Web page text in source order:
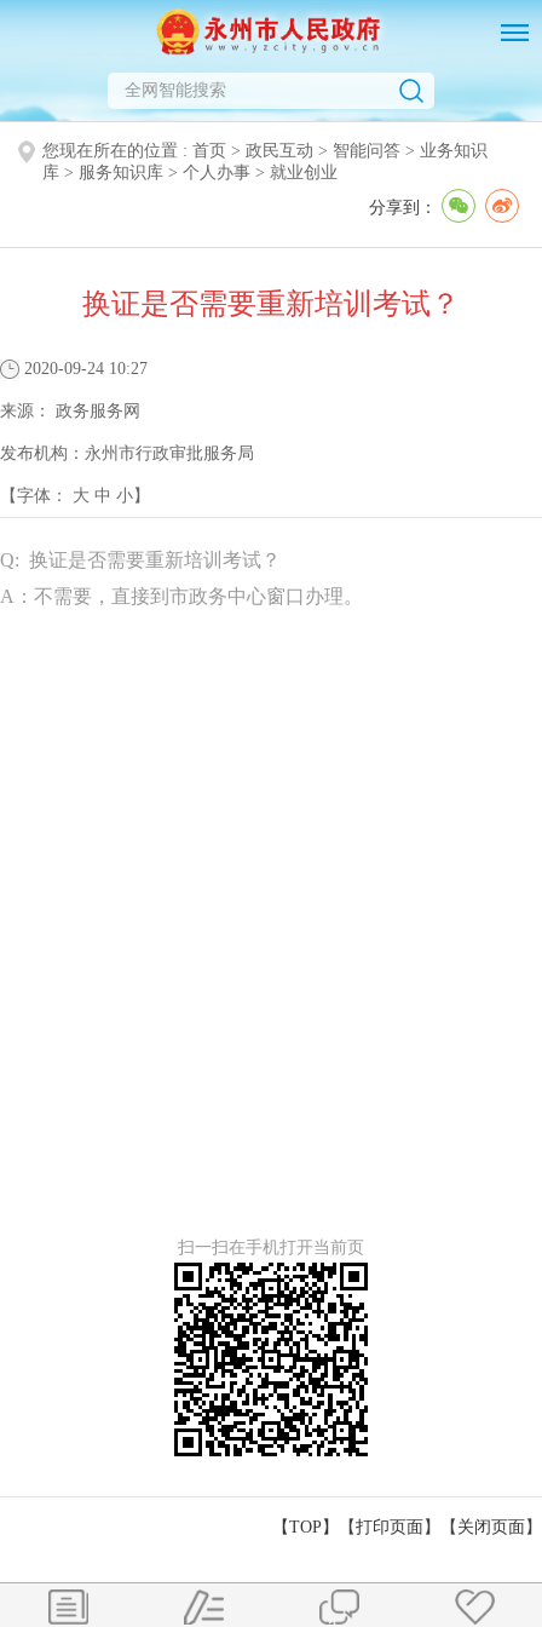
您现在所在的位置 : 首页 > 政民互动 > 智能问答 > 业务知识
库 > 服务知识库 > 个人办事 > 就业创业
分享到：
换证是否需要重新培训考试？
2020-09-24 10:27
来源： 政务服务网
发布机构： 永州市行政审批服务局
【字体： 大 中 小】
Q: 换证是否需要重新培训考试？
A： 不需要，直接到市政务中心窗口办理。
扫一扫在手机打开当前页
【TOP】 【打印页面 】【 关闭页面 】